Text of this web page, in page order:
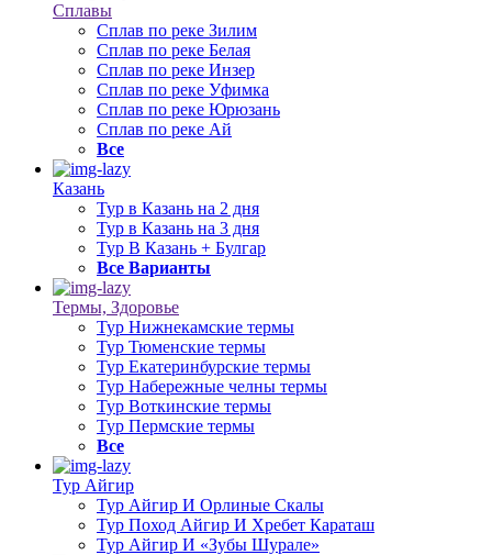
Сплавы
Сплав по реке Зилим
Сплав по реке Белая
Сплав по реке Инзер
Сплав по реке Уфимка
Сплав по реке Юрюзань
Сплав по реке Ай
Все
Казань
Тур в Казань на 2 дня
Тур в Казань на 3 дня
Тур В Казань + Булгар
Все Варианты
Термы, Здоровье
Тур Нижнекамские термы
Тур Тюменские термы
Тур Екатеринбурские термы
Тур Набережные челны термы
Тур Воткинские термы
Тур Пермские термы
Все
Тур Айгир
Тур Айгир И Орлиные Скалы
Тур Поход Айгир И Хребет Караташ
Тур Айгир И «Зубы Шурале»